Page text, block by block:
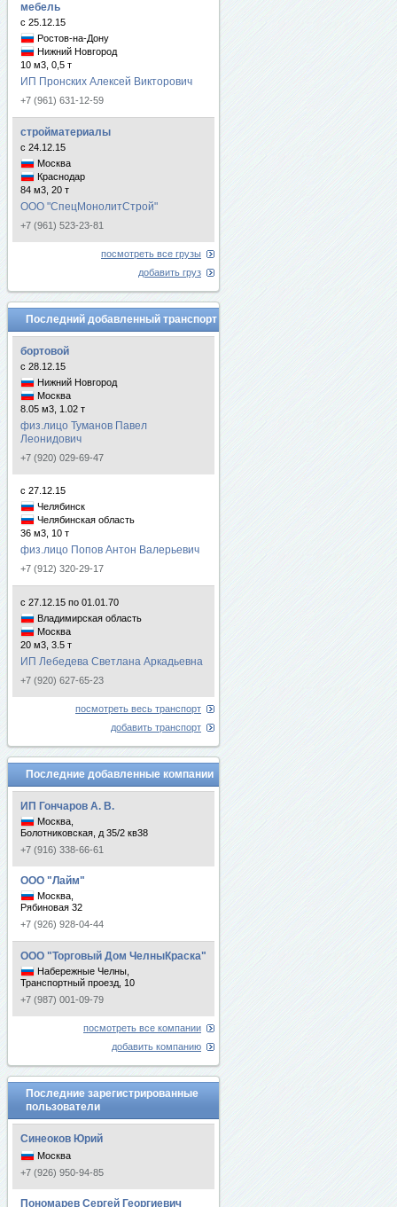
мебель
с 25.12.15
Ростов-на-Дону
Нижний Новгород
10 м3, 0,5 т
ИП Пронских Алексей Викторович
+7 (961) 631-12-59
стройматериалы
с 24.12.15
Москва
Краснодар
84 м3, 20 т
ООО "СпецМонолитСтрой"
+7 (961) 523-23-81
посмотреть все грузы
добавить груз
Последний добавленный транспорт
бортовой
с 28.12.15
Нижний Новгород
Москва
8.05 м3, 1.02 т
физ.лицо Туманов Павел
Леонидович
+7 (920) 029-69-47
с 27.12.15
Челябинск
Челябинская область
36 м3, 10 т
физ.лицо Попов Антон Валерьевич
+7 (912) 320-29-17
с 27.12.15 по 01.01.70
Владимирская область
Москва
20 м3, 3.5 т
ИП Лебедева Светлана Аркадьевна
+7 (920) 627-65-23
посмотреть весь транспорт
добавить транспорт
Последние добавленные компании
ИП Гончаров А. В.
Москва,
Болотниковская, д 35/2 кв38
+7 (916) 338-66-61
ООО "Лайм"
Москва,
Рябиновая 32
+7 (926) 928-04-44
ООО "Торговый Дом ЧелныКраска"
Набережные Челны,
Транспортный проезд, 10
+7 (987) 001-09-79
посмотреть все компании
добавить компанию
Последние зарегистрированные
пользователи
Синеоков Юрий
Москва
+7 (926) 950-94-85
Пономарев Сергей Георгиевич